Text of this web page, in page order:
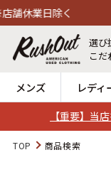
【重要】当
選び
こだ
メンズ レディ
ログイン
TOP 商品検索